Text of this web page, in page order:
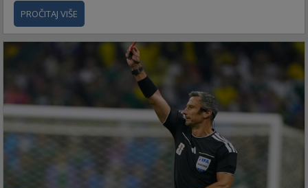
PROČITAJ VIŠE